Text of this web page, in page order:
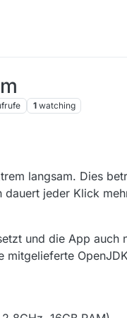
1 watching
langsam. Dies
jeder Klick
und die App